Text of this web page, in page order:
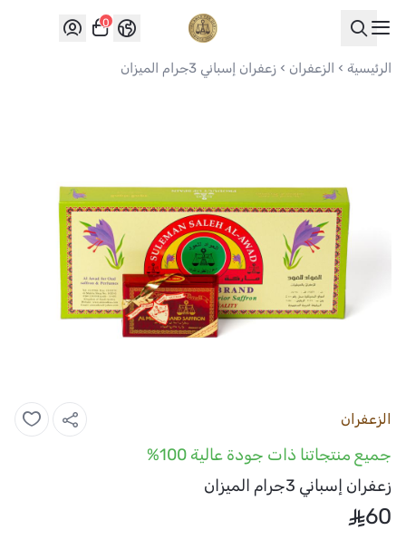
العواد للعود
0
الرئيسية الزعفران زعفران إسباني 3جرام الميزان
الزعفران
جميع منتجاتنا ذات جودة عالية 100%
زعفران إسباني 3جرام الميزان
60